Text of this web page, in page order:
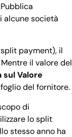
alcune società
payment), il
il valore del
sul Valore
del fornitore.
di
lo split
stesso anno ha